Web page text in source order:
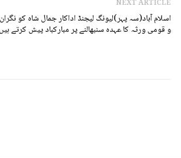
NEXT ARTICLE
اسلام آباد(سہ پہر)لیونگ لیجنڈ اداکار جمال شاہ کو
و قومی ورثہ کا عہدہ سنبھالنے پر مبارکباد پیش کرتے ہیں